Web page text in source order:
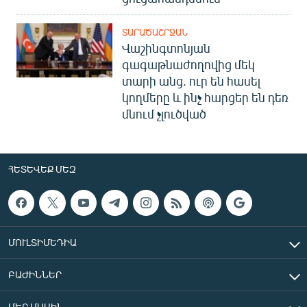
ՏԱՐԱԾԱՇՐՋԱՆ
Վաշինգտոնյան
գագաթնաժողովից մեկ
տարի անց. ուր են հասել
կողմերը և ինչ հարցեր են դեռ
մնում չլուծված
ՀԵՏԵՎԵՔ ՄԵԶ
ՄՈՒԼՏԻՄԵԴԻԱ
ԲԱԺԻՆՆԵՐ